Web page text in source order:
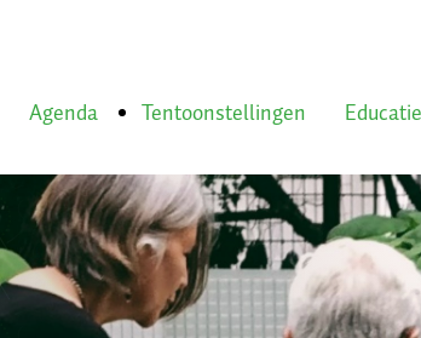
Agenda Tentoonstellingen Educatie